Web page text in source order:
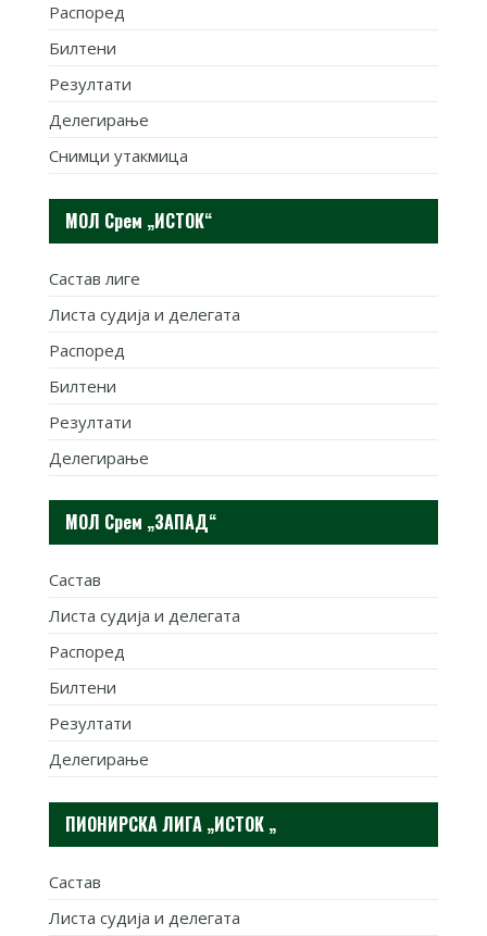
Распоред
Билтени
Резултати
Делегирање
Снимци утакмица
МОЛ Срем „ИСТОК“
Састав лиге
Листа судија и делегата
Распоред
Билтени
Резултати
Делегирање
МОЛ Срем „ЗАПАД“
Састав
Листа судија и делегата
Распоред
Билтени
Резултати
Делегирање
ПИОНИРСКА ЛИГА „ИСТОК „
Састав
Листа судија и делегата